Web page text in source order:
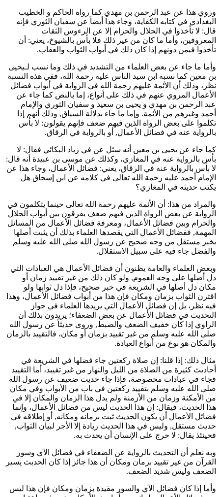
وروي هذا عن عبد الرحمن بن مهدي كما رواه الحاكم و الخطيب
البغدادي في كتابه الكفاية، وجاء هذا أيضاً عن سفيان الثوري فإنه
قال: لا تأخذوا في الحلال والحرام إلا عن الرءوس الثقات
المعروفين، وأما ما كان من غير ذلك فلا بأس بالشيوخ، يعني: أن
تأخذوا فيمن دونهم إذا كان ذلك في أبواب الثواب والعقاب.
وأما ما جاء عن بعض العلماء من التشديد في ذلك وما نسب لـيحيى
بن معين كما نسبه ابن سيد الناس عليه رحمة الله، ففي هذه النسبة
نظر، وذلك أن الأئمة عليهم رحمة الله في الرواية في أبواب فضائل
الأعمال المروي عنهم في ذلك على أنواع، إما بالنص كما جاء عن
عبد الرحمن بن مهدي و يحيى بن سعيد و سفيان الثوري والإمام
أحمد وغيرهم من الأئمة. وإما ما جاء بدلالة السياق, وذلك أنهم إذا
تكلموا على بعض الرواة الذين فيهم ضعف فإنهم يقولون: لا بأس
بالرواية عنه في فضائل الأعمال, أو بالرواية في الرقاق.
كما جاء عن يحيى بن معين أنه سئل عن في زياد البكائي فقال: لا
بأس بالرواية عنه في المغازي، وكذلك عن موسى بن عبيدة أنه قال:
لا بأس بالرواية عنه في الرقاق، يعني: فضائل الأعمال، وجاء هذا عن
الإمام أحمد عليه رحمة الله تعالى في كلامه عن ابن إسحاق هل
يكتب حديثه في المغازي؟
والمراد من هذا: أن الأئمة عليهم رحمة الله تعالى حينما يتكلمون في
الرواية عن بعض الرواة الذين فيهم ضعف يفرقون بين أبواب الحلال
والحرام وبين فضائل الأعمال، ومعرفة فضائل الأعمال من المسائل
المهمة, ففضائل الأعمال التي يقصدها العلماء بذلك أن يثبت أصلها
بخبر مستقل من وجه صحيح عن رسول الله صلى الله عليه وسلم
والفضل جاء فيه على سبيل الاستقلال.
وبعض العلماء والعامة يظنون أن فضائل الأعمال هي العبادات التي
دل أصلها على وجه العموم, ولو كان ذلك من غير تقييد زمان أو
مكان دل أصلها في الشريعة في خبر صحيح، فإذا دل ثوابها ولو
اقترن الثواب بزمان ومكان فإن هذا من أبواب فضائل الأعمال، وهذا
فيه نظر، بل إن فضائل الأعمال التي يريدها العلماء في جواز
التحديث في فضائل الأعمال عن بعض الضعفاء؛ يريدون بذلك أن
الراوي إذا كان خفيف الضعف والضبط, وروى حديثاً عن رسول الله
صلى الله عليه وسلم من غير تقييد بزمان أو مكان، فالتقييد بالزمان
والمكان هو نوع من أنواع العبادة.
مثال ذلك: إذا قلنا: إن صلاة ركعتين جاء فضلها في الشريعة في
أحاديث كثيرة من الصلاة من الليل والنهار من غير تقييد، أما التقييد
فجاء في عبادات مخصوصة، فإذا جاء حديث ضعيف عن رسول الله
صلى الله عليه وسلم بتقييد ركعتين في باب من الأبواب وفي مكان
من الأمكنة وزمان من الأزمنة ولم يدل هذا الزمان والمكان إلا في
هذا الحديث، فيقال: إن هذا الحديث ليس من فضائل الأعمال، وإنما
فضائل الأعمال أن يكون الحديث ثبت بزمانه ومكانه, أو إطلاقه في
حديث مستقل, وليس في هذا الحديث زيادة إلا الأجر لبيان الثواب,
فحينئذ يقال: لا حرج على الإنسان أن يحدث به.
وبه نعلم أن التحديث بالرواية عن الضعفاء في فضائل الآي وسور
القرآن من غير تقييد بزمان ومكان أن هذا جائز إذا كان الحديث يسير
الضعف وليس شديد الضعف.
وأما إذا كان فضائل الآي والسور مقيدة بزمان ومكان فإن هذا ليس